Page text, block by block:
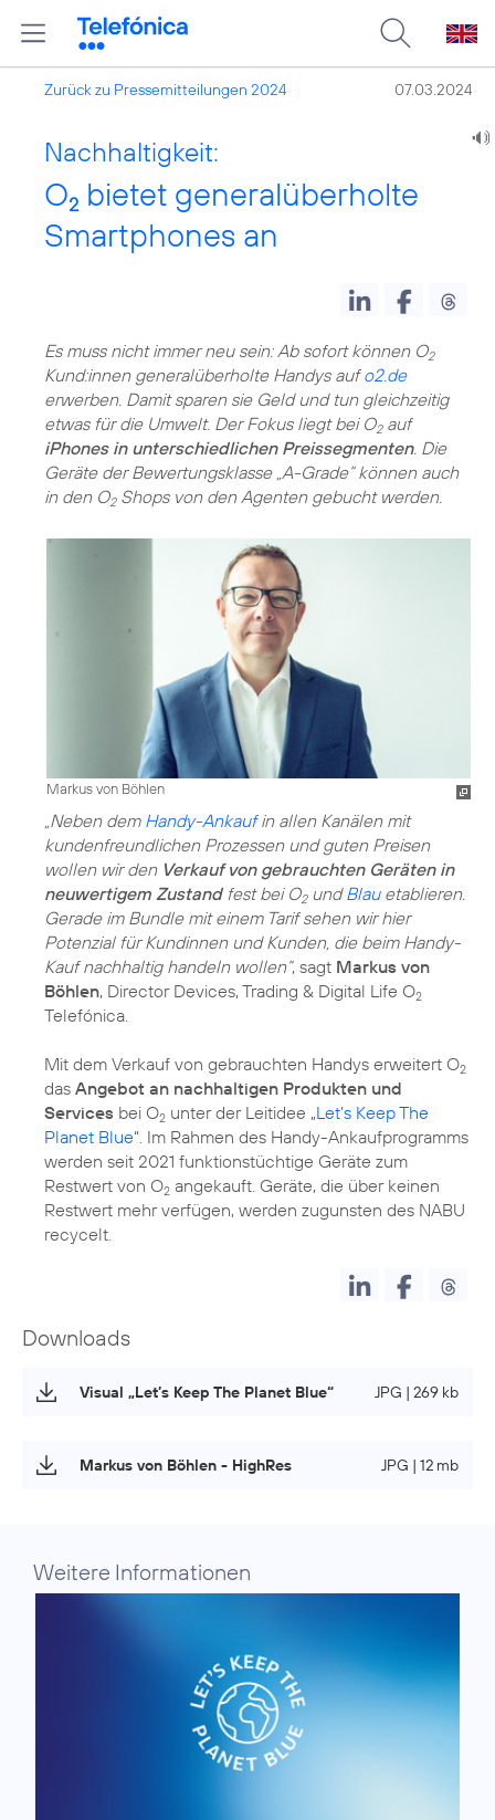
Zurück zu Pressemitteilungen 2024 07.03.2024
Nachhaltigkeit:
O2 bietet generalüberholte
Smartphones an
Es muss nicht immer neu sein: Ab sofort können O2
Kund:innen generalüberholte Handys aufo2.de
erwerben. Damit sparen sie Geld und tun gleichzeitig
etwas für die Umwelt. Der Fokus liegt bei O2auf
iPhones in unterschiedlichen Preissegmenten. Die
Geräte der Bewertungsklasse „A-Grade“ können auch
in den O2Shops von den Agenten gebucht werden.
Markus von Böhlen
„Neben dem Handy-Ankaufin allen Kanälen mit
kundenfreundlichen Prozessen und guten Preisen
wollen wir den Verkauf von gebrauchten Geräten in
neuwertigem Zustandfest bei O2undBlauetablieren.
Gerade im Bundle mit einem Tarif sehen wir hier
Potenzial für Kundinnen und Kunden, die beim Handy-
Kauf nachhaltig handeln wollen“, sagt Markus von
Böhlen, Director Devices, Trading & Digital Life O2
Telefónica.
Mit dem Verkauf von gebrauchten Handys erweitert O2
das Angebot an nachhaltigen Produkten und
Services bei O2 unter der Leitidee „Let’s Keep The
Planet Blue“. Im Rahmen des Handy-Ankaufprogramms
werden seit 2021 funktionstüchtige Geräte zum
Restwert von O2 angekauft. Geräte, die über keinen
Restwert mehr verfügen, werden zugunsten des NABU
recycelt.
Downloads
Visual „Let’s Keep The Planet Blue“ JPG | 269 kb
Markus von Böhlen - HighRes JPG | 12 mb
Weitere Informationen